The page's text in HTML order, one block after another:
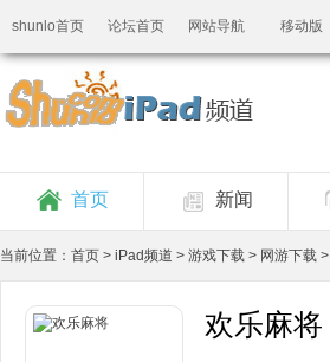
shunlo首页 论坛首页 网站导航 移动版
首页 新闻
当前位置： 首页 > iPad频道 > 游戏下载 > 网游下载 >
欢乐麻将